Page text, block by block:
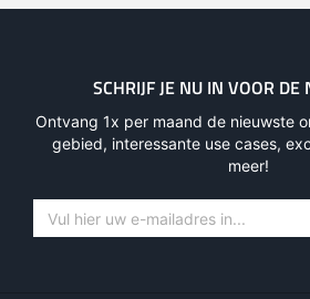
SCHRIJF JE NU IN VOOR DE
Ontvang 1x per maand de nieuwste
gebied, interessante use cases,
meer!